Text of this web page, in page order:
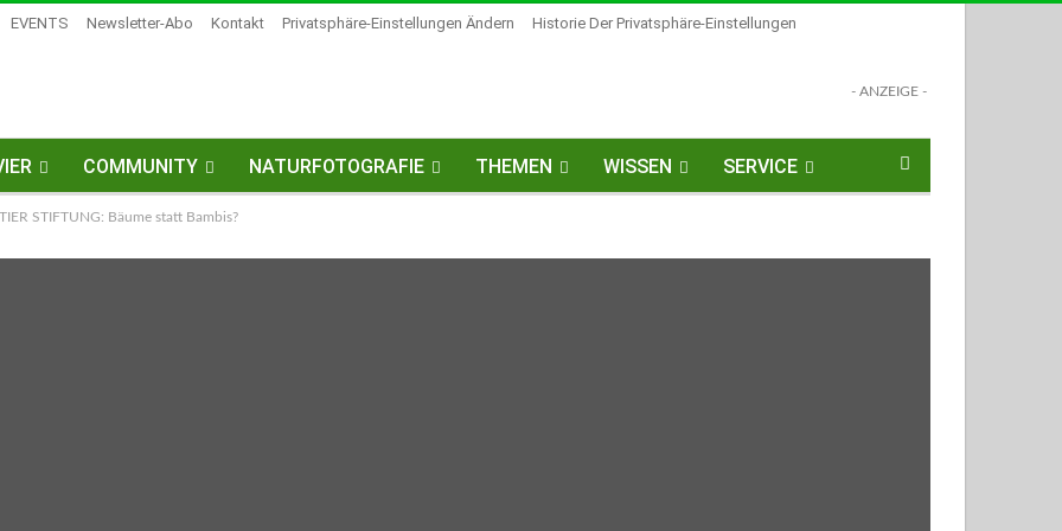
EVENTS Newsletter-Abo Kontakt Privatsphäre-Einstellungen Ändern
Historie Der Privatsphäre-Einstellungen
- ANZEIGE -
COMMUNITY NATURFOTOGRAFIE THEMEN WISSEN SERVICE
STIFTUNG: Bäume statt Bambis?